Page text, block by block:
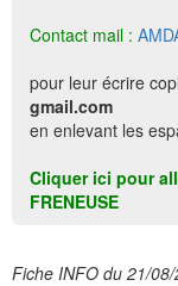
Contact mail :
pour leur écrire
gmail.com
en enlevant les
Cliquer ici pour
FRENEUSE
Fiche INFO du 21/